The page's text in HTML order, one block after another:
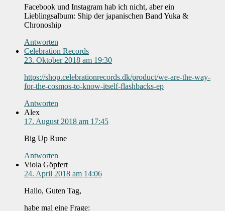
Facebook und Instagram hab ich nicht, aber ein
Lieblingsalbum: Ship der japanischen Band Yuka &
Chronoship
Antworten
Celebration Records
23. Oktober 2018 am 19:30
https://shop.celebrationrecords.dk/product/we-are-the-way-
for-the-cosmos-to-know-itself-flashbacks-ep
Antworten
Alex
17. August 2018 am 17:45
Big Up Rune
Antworten
Viola Göpfert
24. April 2018 am 14:06
Hallo, Guten Tag,
habe mal eine Frage: